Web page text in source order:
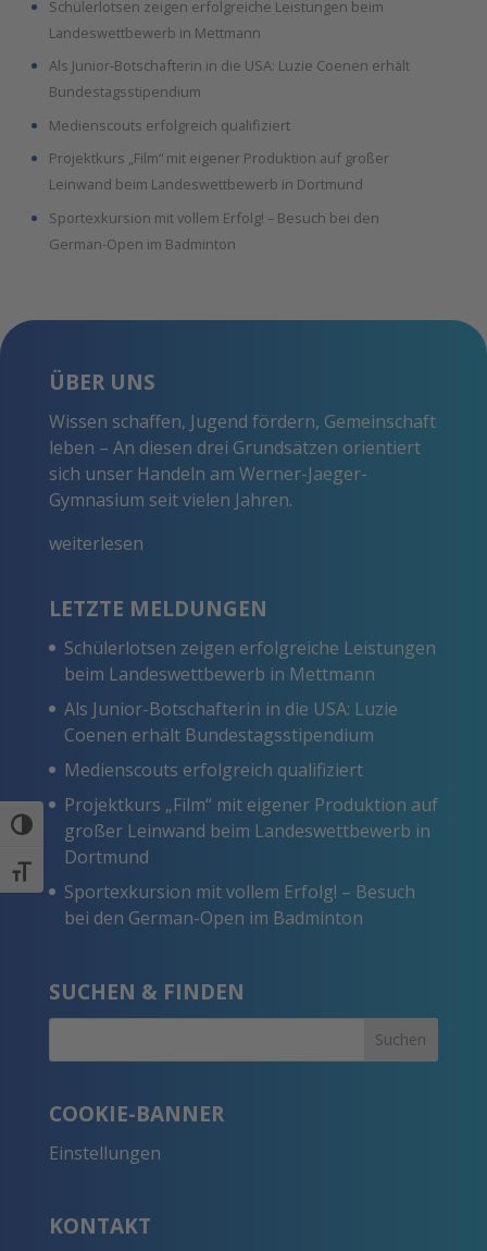
Umschalten auf hohe Kontraste
Schrift vergrößern
Schülerlotsen zeigen erfolgreiche Leistungen beim
Landeswettbewerb in Mettmann
Als Junior-Botschafterin in die USA: Luzie Coenen erhält
Bundestagsstipendium
Medienscouts erfolgreich qualifiziert
Projektkurs „Film“ mit eigener Produktion auf großer
Leinwand beim Landeswettbewerb in Dortmund
Sportexkursion mit vollem Erfolg! – Besuch bei den
German-Open im Badminton
ÜBER UNS
Wissen schaffen, Jugend fördern, Gemeinschaft
leben – An diesen drei Grundsätzen orientiert
sich unser Handeln am Werner-Jaeger-
Gymnasium seit vielen Jahren.
weiterlesen
LETZTE MELDUNGEN
Schülerlotsen zeigen erfolgreiche Leistungen
beim Landeswettbewerb in Mettmann
Als Junior-Botschafterin in die USA: Luzie
Coenen erhält Bundestagsstipendium
Medienscouts erfolgreich qualifiziert
Projektkurs „Film“ mit eigener Produktion auf
großer Leinwand beim Landeswettbewerb in
Dortmund
Sportexkursion mit vollem Erfolg! – Besuch
bei den German-Open im Badminton
SUCHEN & FINDEN
COOKIE-BANNER
Einstellungen
KONTAKT